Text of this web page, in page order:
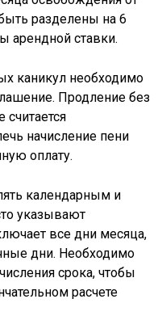
разделены на 6
арендной ставки.
каникул необходимо
Продление без
считается
начисление пени
оплату.
календарным и
указывают
все дни месяца,
дни. Необходимо
срока, чтобы
расчете